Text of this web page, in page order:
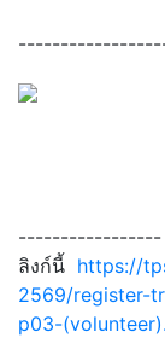
-----------------
ลิงก์นี้ https://
2569/register-
p03-